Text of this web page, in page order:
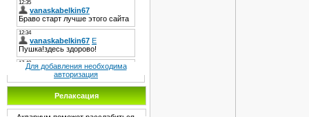
Для добавления необходима
авторизация
Релаксация